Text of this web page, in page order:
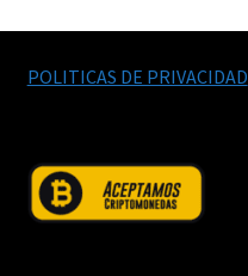
POLITICAS DE PRIVACIDAD